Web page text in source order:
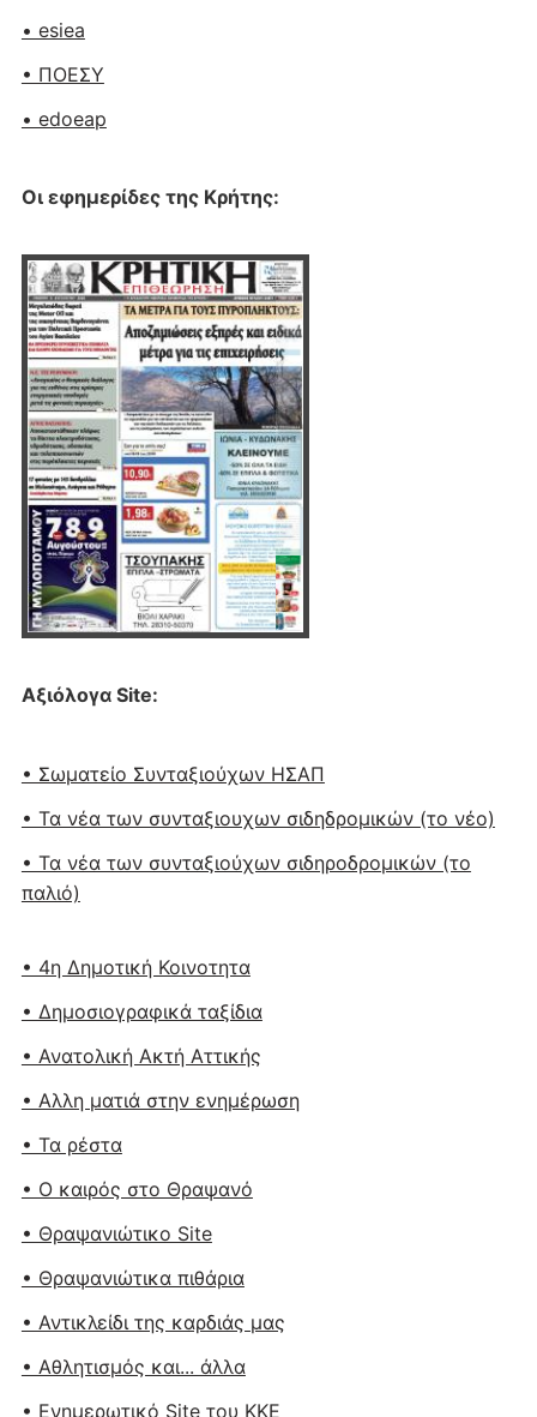
• esiea
• ΠΟΕΣΥ
• edoeap
Οι εφημερίδες της Κρήτης:
Αξιόλογα Site:
• Σωματείο Συνταξιούχων ΗΣΑΠ
• Τα νέα των συνταξιουχων σιδηδρομικών (το νέο)
• Τα νέα των συνταξιούχων σιδηροδρομικών (το
παλιό)
• 4η Δημοτική Κοινοτητα
• Δημοσιογραφικά ταξίδια
• Ανατολική Ακτή Αττικής
• Αλλη ματιά στην ενημέρωση
• Τα ρέστα
• Ο καιρός στο Θραψανό
• Θραψανιώτικο Site
• Θραψανιώτικα πιθάρια
• Αντικλείδι της καρδιάς μας
• Αθλητισμός και... άλλα
• Ενημερωτικό Site του ΚΚΕ